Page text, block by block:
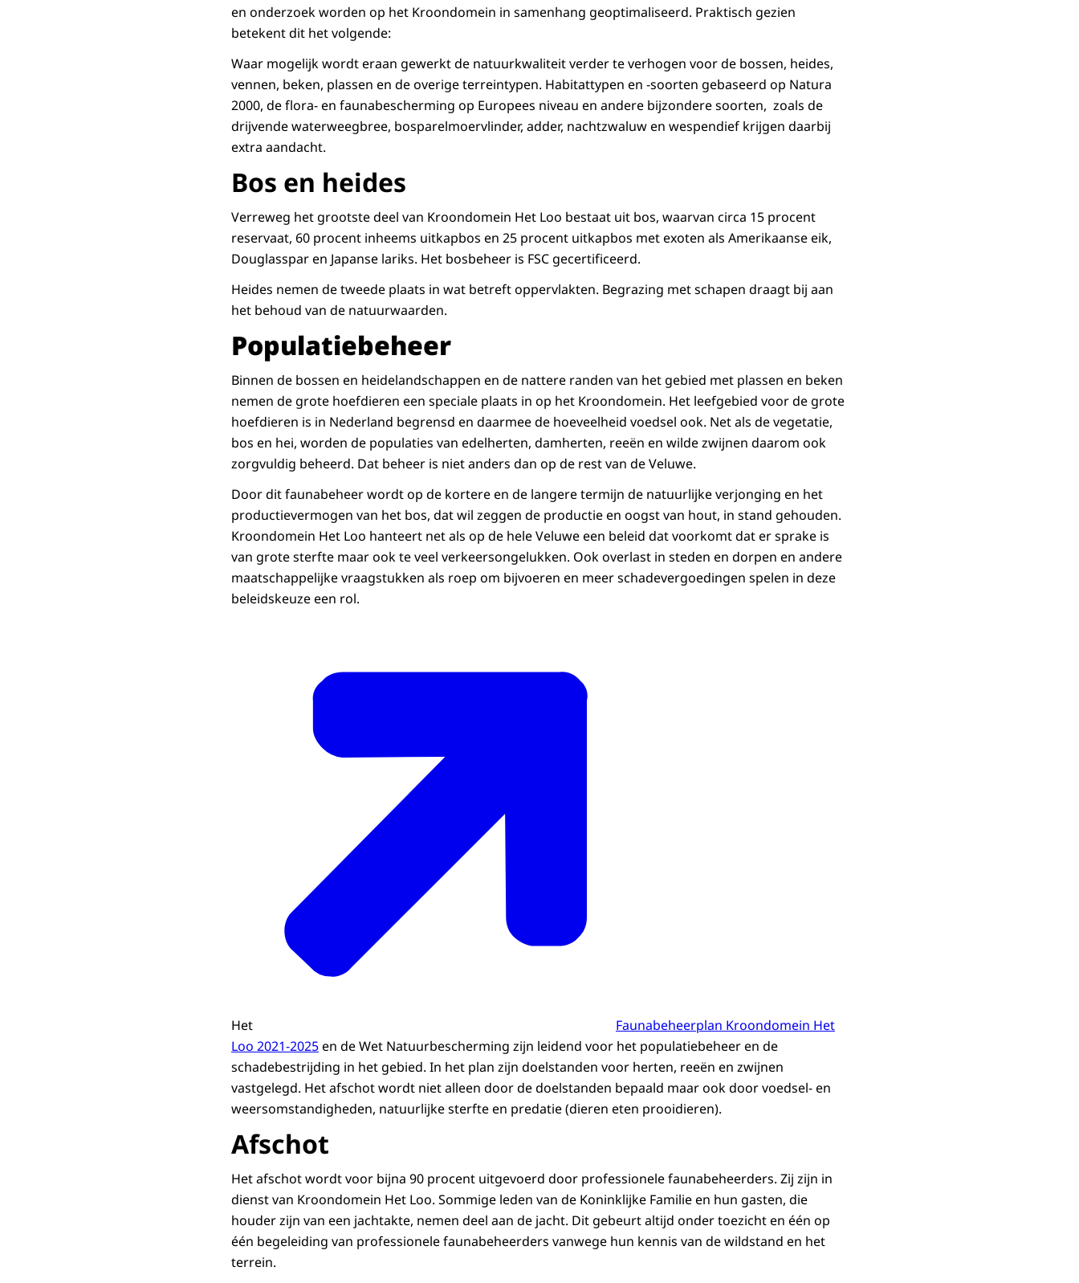
en onderzoek worden op het Kroondomein in samenhang geoptimaliseerd. Praktisch gezien
betekent dit het volgende:
Waar mogelijk wordt eraan gewerkt de natuurkwaliteit verder te verhogen voor de bossen, heides,
vennen, beken, plassen en de overige terreintypen. Habitattypen en -soorten gebaseerd op Natura
2000, de flora- en faunabescherming op Europees niveau en andere bijzondere soorten, zoals de
drijvende waterweegbree, bosparelmoervlinder, adder, nachtzwaluw en wespendief krijgen daarbij
extra aandacht.
Bos en heides
Verreweg het grootste deel van Kroondomein Het Loo bestaat uit bos, waarvan circa 15 procent
reservaat, 60 procent inheems uitkapbos en 25 procent uitkapbos met exoten als Amerikaanse eik,
Douglasspar en Japanse lariks. Het bosbeheer is FSC gecertificeerd.
Heides nemen de tweede plaats in wat betreft oppervlakten. Begrazing met schapen draagt bij aan
het behoud van de natuurwaarden.
Populatiebeheer
Binnen de bossen en heidelandschappen en de nattere randen van het gebied met plassen en beken
nemen de grote hoefdieren een speciale plaats in op het Kroondomein. Het leefgebied voor de grote
hoefdieren is in Nederland begrensd en daarmee de hoeveelheid voedsel ook. Net als de vegetatie,
bos en hei, worden de populaties van edelherten, damherten, reeën en wilde zwijnen daarom ook
zorgvuldig beheerd. Dat beheer is niet anders dan op de rest van de Veluwe.
Door dit faunabeheer wordt op de kortere en de langere termijn de natuurlijke verjonging en het
productievermogen van het bos, dat wil zeggen de productie en oogst van hout, in stand gehouden.
Kroondomein Het Loo hanteert net als op de hele Veluwe een beleid dat voorkomt dat er sprake is
van grote sterfte maar ook te veel verkeersongelukken. Ook overlast in steden en dorpen en andere
maatschappelijke vraagstukken als roep om bijvoeren en meer schadevergoedingen spelen in deze
beleidskeuze een rol.
Het
Faunabeheerplan Kroondomein Het
Loo 2021-2025en de Wet Natuurbescherming zijn leidend voor het populatiebeheer en de
schadebestrijding in het gebied. In het plan zijn doelstanden voor herten, reeën en zwijnen
vastgelegd. Het afschot wordt niet alleen door de doelstanden bepaald maar ook door voedsel- en
weersomstandigheden, natuurlijke sterfte en predatie (dieren eten prooidieren).
Afschot
Het afschot wordt voor bijna 90 procent uitgevoerd door professionele faunabeheerders. Zij zijn in
dienst van Kroondomein Het Loo. Sommige leden van de Koninklijke Familie en hun gasten, die
houder zijn van een jachtakte, nemen deel aan de jacht. Dit gebeurt altijd onder toezicht en één op
één begeleiding van professionele faunabeheerders vanwege hun kennis van de wildstand en het
terrein.